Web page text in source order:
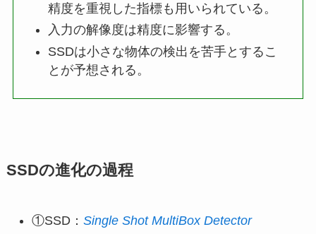
精度を重視した指標も用いられている。
入力の解像度は精度に影響する。
SSDは小さな物体の検出を苦手とするこ
とが予想される。
SSDの進化の過程
①SSD： Single Shot MultiBox Detector